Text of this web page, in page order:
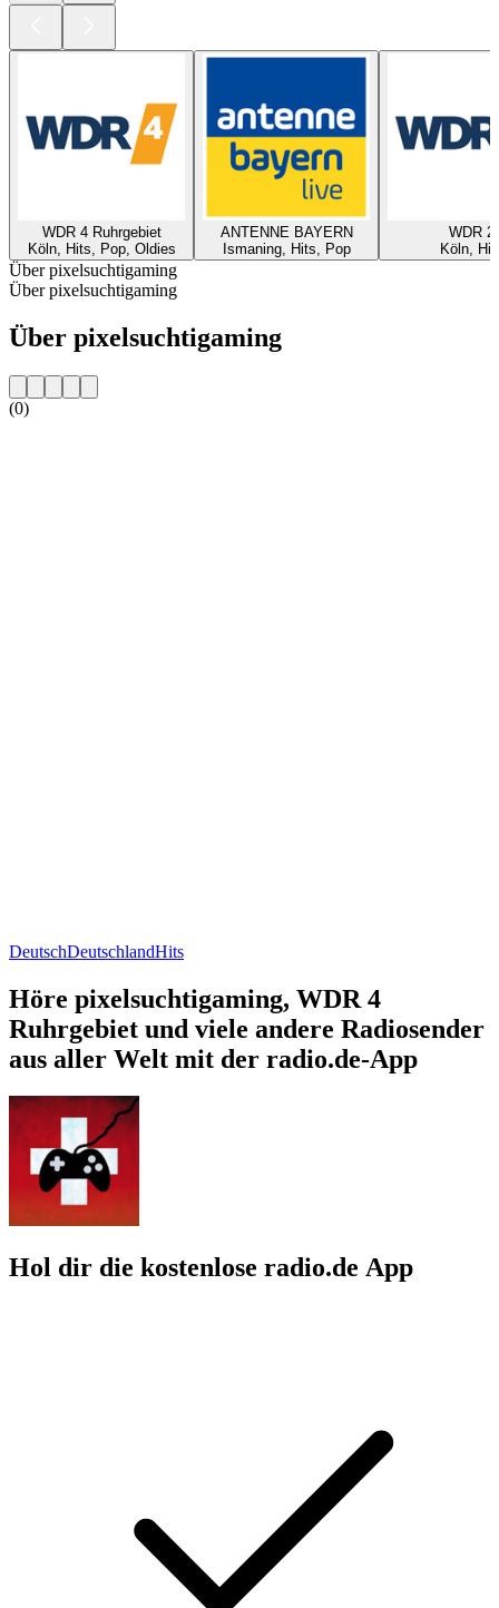
WDR 4 Ruhrgebiet
Köln, Hits, Pop, Oldies
ANTENNE BAYERN
Ismaning, Hits, Pop
WDR 2
Köln,
Über pixelsuchtigaming
Über pixelsuchtigaming
Über pixelsuchtigaming
(0)
DeutschDeutschlandHits
Höre pixelsuchtigaming, WDR 4
Ruhrgebiet und viele andere Radiosender
aus aller Welt mit der radio.de-App
Hol dir die kostenlose radio.de App